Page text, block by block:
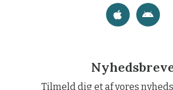
Tilmeld dig et af vores